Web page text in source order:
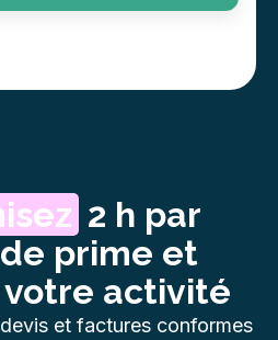
2 h par
prime et
votre activité
et factures conformes